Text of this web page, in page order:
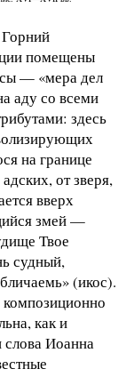
помещены
— «мера дел
аду со всеми
здесь
на границе
от зверя,
вверх
змей —
Твое
судный,
(икос).
как и
Иоанна